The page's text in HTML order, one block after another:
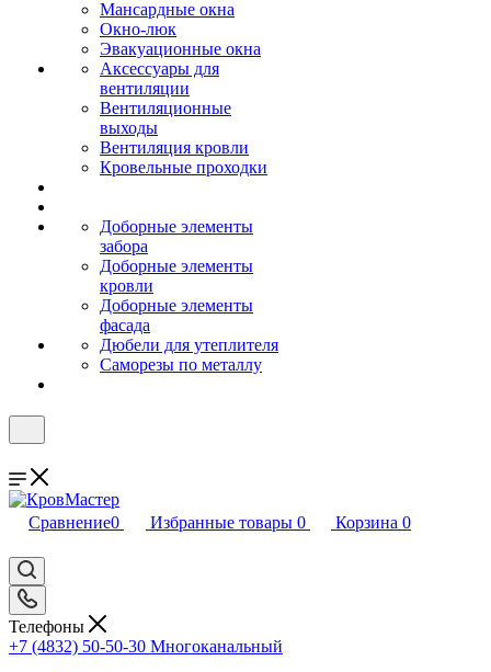
Мансардные окна
Окно-люк
Эвакуационные окна
Аксессуары для
вентиляции
Вентиляционные
выходы
Вентиляция кровли
Кровельные проходки
Доборные элементы
забора
Доборные элементы
кровли
Доборные элементы
фасада
Дюбели для утеплителя
Саморезы по металлу
Сравнение0 Избранные товары 0 Корзина 0
Телефоны
+7 (4832) 50-50-30 Многоканальный